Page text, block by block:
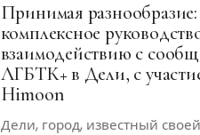
Принимая разнообразие:
комплексное
взаимодействию с
ЛГБТК+ в Дели, с
Himoon
Дели, город, известный